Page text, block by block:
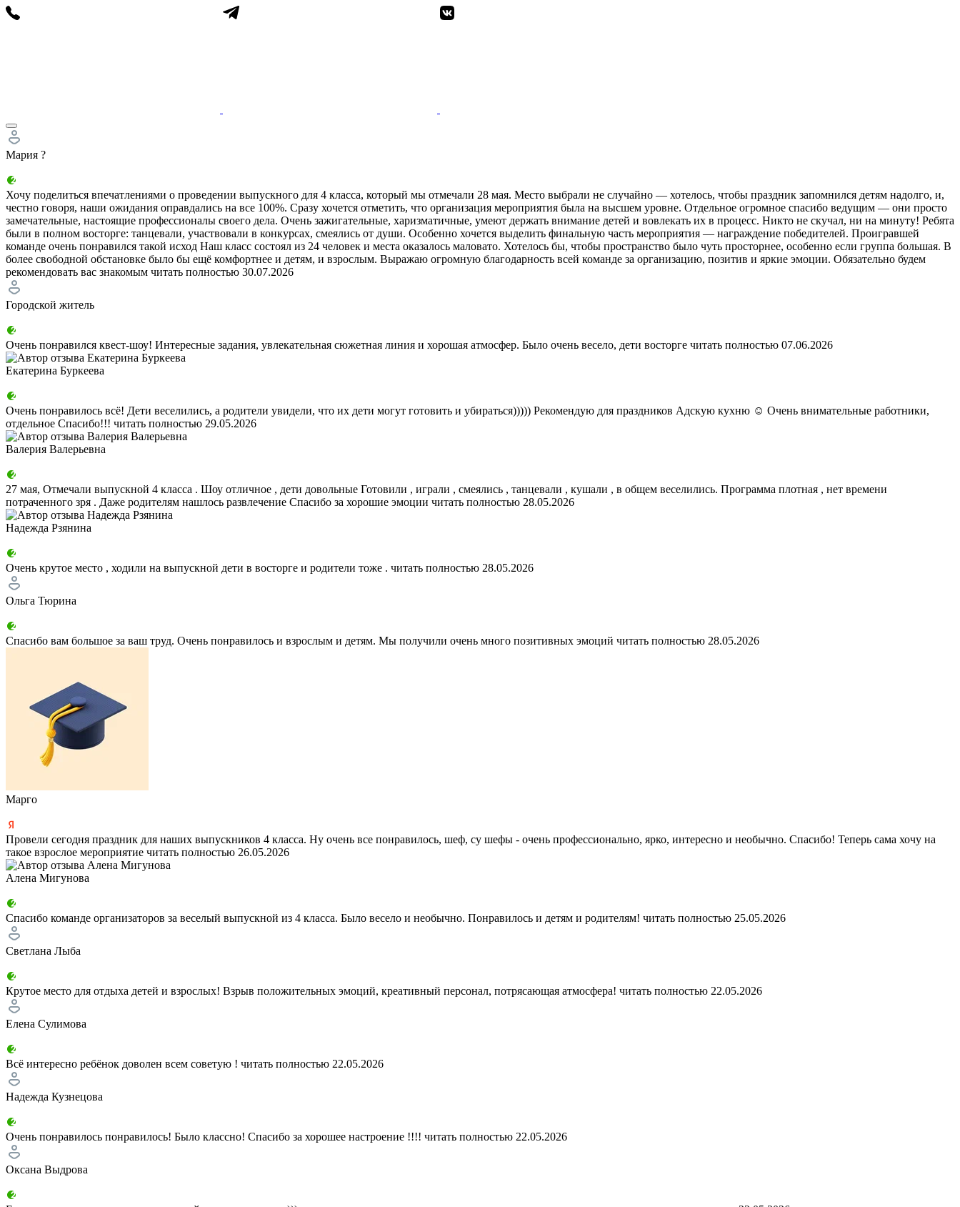
Мария ?
Хочу поделиться впечатлениями о проведении выпускного для 4 класса, который мы отмечали 28 мая. Место выбрали не случайно — хотелось, чтобы праздник запомнился детям надолго, и,
честно говоря, наши ожидания оправдались на все 100%. Сразу хочется отметить, что организация мероприятия была на высшем уровне. Отдельное огромное спасибо ведущим — они просто
замечательные, настоящие профессионалы своего дела. Очень зажигательные, харизматичные, умеют держать внимание детей и вовлекать их в процесс. Никто не скучал, ни на минуту! Ребята
были в полном восторге: танцевали, участвовали в конкурсах, смеялись от души. Особенно хочется выделить финальную часть мероприятия — награждение победителей. Проигравшей
команде очень понравился такой исход Наш класс состоял из 24 человек и места оказалось маловато. Хотелось бы, чтобы пространство было чуть просторнее, особенно если группа большая. В
более свободной обстановке было бы ещё комфортнее и детям, и взрослым. Выражаю огромную благодарность всей команде за организацию, позитив и яркие эмоции. Обязательно будем
рекомендовать вас знакомым читать полностью 30.07.2026
Городской житель
Очень понравился квест-шоу! Интересные задания, увлекательная сюжетная линия и хорошая атмосфер. Было очень весело, дети восторге читать полностью 07.06.2026
Екатерина Буркеева
Очень понравилось всё! Дети веселились, а родители увидели, что их дети могут готовить и убираться))))) Рекомендую для праздников Адскую кухню ☺️ Очень внимательные работники,
отдельное Спасибо!!! читать полностью 29.05.2026
Валерия Валерьевна
27 мая, Отмечали выпускной 4 класса . Шоу отличное , дети довольные Готовили , играли , смеялись , танцевали , кушали , в общем веселились. Программа плотная , нет времени
потраченного зря . Даже родителям нашлось развлечение Спасибо за хорошие эмоции читать полностью 28.05.2026
Надежда Рзянина
Очень крутое место , ходили на выпускной дети в восторге и родители тоже . читать полностью 28.05.2026
Ольга Тюрина
Спасибо вам большое за ваш труд. Очень понравилось и взрослым и детям. Мы получили очень много позитивных эмоций читать полностью 28.05.2026
Марго
Провели сегодня праздник для наших выпускников 4 класса. Ну очень все понравилось, шеф, су шефы - очень профессионально, ярко, интересно и необычно. Спасибо! Теперь сама хочу на
такое взрослое мероприятие читать полностью 26.05.2026
Алена Мигунова
Спасибо команде организаторов за веселый выпускной из 4 класса. Было весело и необычно. Понравилось и детям и родителям! читать полностью 25.05.2026
Светлана Лыба
Крутое место для отдыха детей и взрослых! Взрыв положительных эмоций, креативный персонал, потрясающая атмосфера! читать полностью 22.05.2026
Елена Сулимова
Всё интересно ребёнок доволен всем советую ! читать полностью 22.05.2026
Надежда Кузнецова
Очень понравилось понравилось! Было классно! Спасибо за хорошее настроение !!!! читать полностью 22.05.2026
Оксана Выдрова